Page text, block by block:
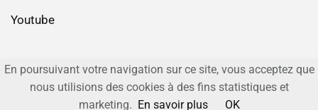
Youtube
JEFFERSONTHEME BY CREATE AND CODE.
En poursuivant votre navigation sur ce site, vous acceptez que
nous utilisions des cookies à des fins statistiques et
marketing. En savoir plus OK